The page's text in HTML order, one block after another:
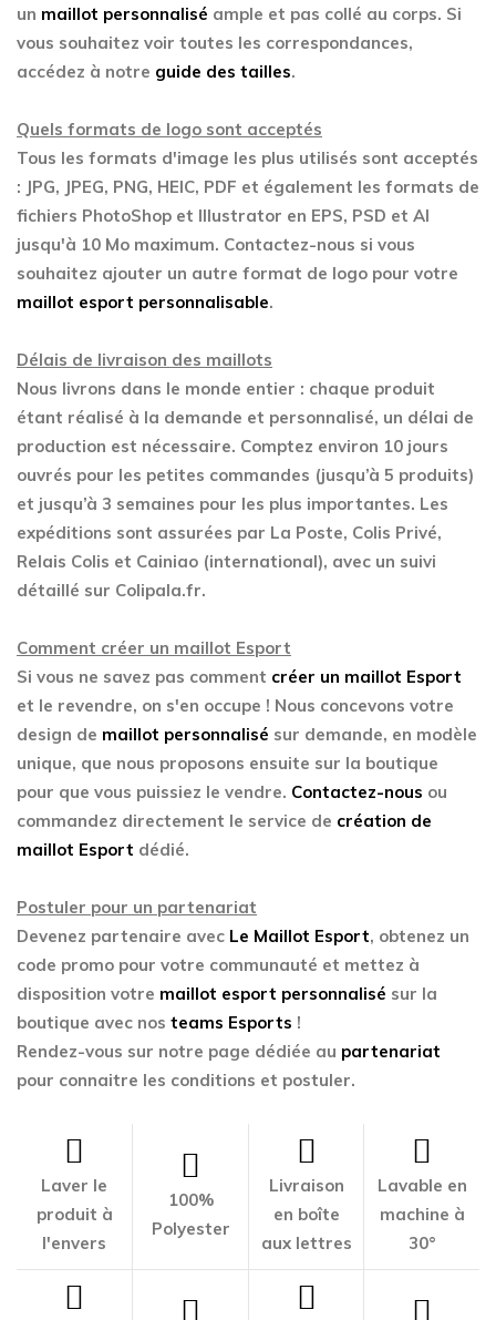
un maillot personnalisé ample et pas collé au corps. Si
vous souhaitez voir toutes les correspondances,
accédez à notre guide des tailles.
Quels formats de logo sont acceptés
Tous les formats d'image les plus utilisés sont acceptés
: JPG, JPEG, PNG, HEIC, PDF et également les formats de
fichiers PhotoShop et Illustrator en EPS, PSD et AI
jusqu'à 10 Mo maximum. Contactez-nous si vous
souhaitez ajouter un autre format de logo pour votre
maillot esport personnalisable.
Délais de livraison des maillots
Nous livrons dans le monde entier : chaque produit
étant réalisé à la demande et personnalisé, un délai de
production est nécessaire. Comptez environ 10 jours
ouvrés pour les petites commandes (jusqu’à 5 produits)
et jusqu’à 3 semaines pour les plus importantes. Les
expéditions sont assurées par La Poste, Colis Privé,
Relais Colis et Cainiao (international), avec un suivi
détaillé sur Colipala.fr.
Comment créer un maillot Esport
Si vous ne savez pas comment créer un maillot Esport
et le revendre, on s'en occupe ! Nous concevons votre
design de maillot personnalisé sur demande, en modèle
unique, que nous proposons ensuite sur la boutique
pour que vous puissiez le vendre. Contactez-nous ou
commandez directement le service de création de
maillot Esport dédié.
Postuler pour un partenariat
Devenez partenaire avec Le Maillot Esport, obtenez un
code promo pour votre communauté et mettez à
disposition votre maillot esport personnalisé sur la
boutique avec nos teams Esports !
Rendez-vous sur notre page dédiée au partenariat
pour connaitre les conditions et postuler.
Laver le
produit à
l'envers
100%
Polyester
Livraison
en boîte
aux lettres
Lavable en
machine à
30°